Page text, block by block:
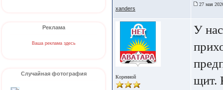
Реклама
Ваша реклама здесь
Случайная фотография
xanders
27 мая
Коренной
У
щит.